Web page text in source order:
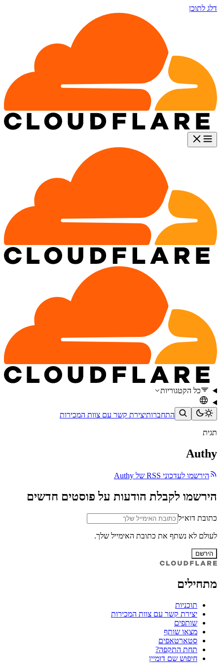
דלג לתוכן
כל הקטגוריות
התחברותיצירת קשר עם צוות המכירות
תגית
Authy
הירשמו לעדכוני RSS של Authy
הירשמו לקבלת הודעות על פוסטים חדשים
כתובת דוא״ל
לעולם לא נשתף את כתובת האימייל שלך.
הירשם
מתחילים
תוכניות
יצירת קשר עם צוות המכירות
שותפים
מצאו שותף
סטארטאפים
תחת התקפה?
חיפוש שם דומיין